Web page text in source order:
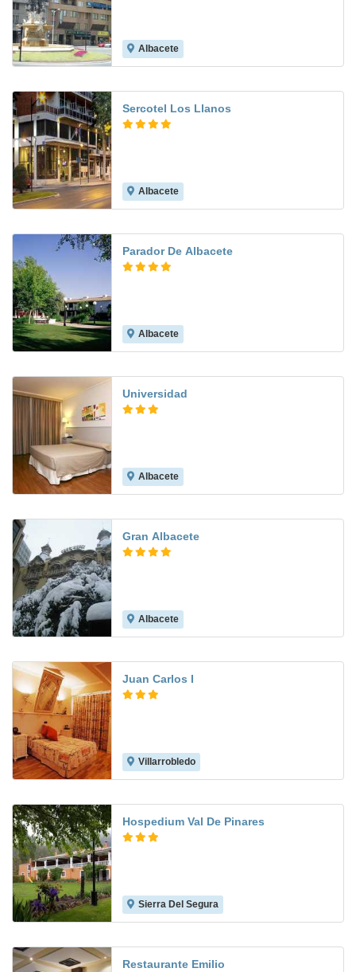
Albacete
Sercotel Los Llanos
Albacete
Parador De Albacete
Albacete
Universidad
Albacete
Gran Albacete
Albacete
Juan Carlos I
Villarrobledo
Hospedium Val De Pinares
Sierra Del Segura
Restaurante Emilio